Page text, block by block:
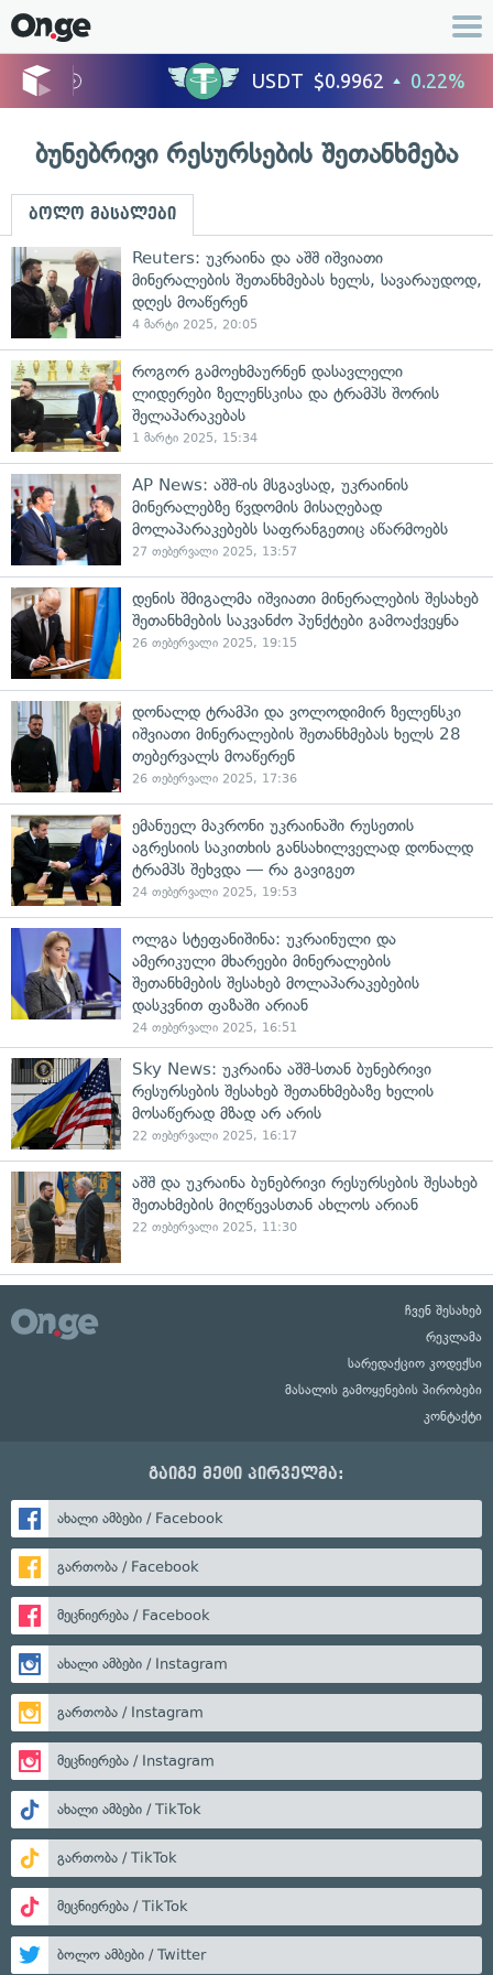
ბუნებრივი რესურსების შეთანხმება
ბოლო მასალები
Reuters: უკრაინა და აშშ იშვიათი
მინერალების შეთანხმებას ხელს, სავარაუდოდ,
დღეს მოაწერენ
4 მარტი 2025, 20:05
როგორ გამოეხმაურნენ დასავლელი
ლიდერები ზელენსკისა და ტრამპს შორის
შელაპარაკებას
1 მარტი 2025, 15:34
AP News: აშშ-ის მსგავსად, უკრაინის
მინერალებზე წვდომის მისაღებად
მოლაპარაკებებს საფრანგეთიც აწარმოებს
27 თებერვალი 2025, 13:57
დენის შმიგალმა იშვიათი მინერალების შესახებ
შეთანხმების საკვანძო პუნქტები გამოაქვეყნა
26 თებერვალი 2025, 19:15
დონალდ ტრამპი და ვოლოდიმირ ზელენსკი
იშვიათი მინერალების შეთანხმებას ხელს 28
თებერვალს მოაწერენ
26 თებერვალი 2025, 17:36
ემანუელ მაკრონი უკრაინაში რუსეთის
აგრესიის საკითხის განსახილველად დონალდ
ტრამპს შეხვდა — რა გავიგეთ
24 თებერვალი 2025, 19:53
ოლგა სტეფანიშინა: უკრაინული და
ამერიკული მხარეები მინერალების
შეთანხმების შესახებ მოლაპარაკებების
დასკვნით ფაზაში არიან
24 თებერვალი 2025, 16:51
Sky News: უკრაინა აშშ-სთან ბუნებრივი
რესურსების შესახებ შეთანხმებაზე ხელის
მოსაწერად მზად არ არის
22 თებერვალი 2025, 16:17
აშშ და უკრაინა ბუნებრივი რესურსების შესახებ
შეთახმების მიღწევასთან ახლოს არიან
22 თებერვალი 2025, 11:30
ჩვენ შესახებ
რეკლამა
სარედაქციო კოდექსი
მასალის გამოყენების პირობები
კონტაქტი
გაიგე მეტი პირველმა:
ახალი ამბები / Facebook
გართობა / Facebook
მეცნიერება / Facebook
ახალი ამბები / Instagram
გართობა / Instagram
მეცნიერება / Instagram
ახალი ამბები / TikTok
გართობა / TikTok
მეცნიერება / TikTok
ბოლო ამბები / Twitter